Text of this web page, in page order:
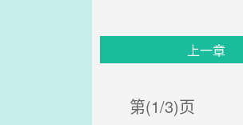
上一章
第(1/3)页